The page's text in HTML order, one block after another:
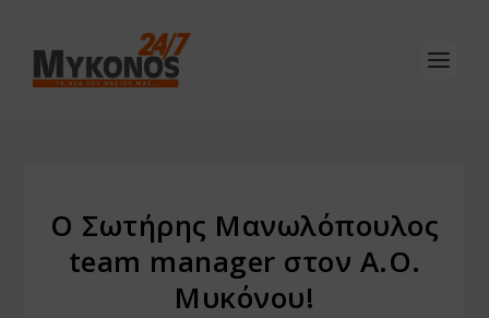
Ο Σωτήρης Μανωλόπουλος
team manager στον Α.Ο.
Μυκόνου!